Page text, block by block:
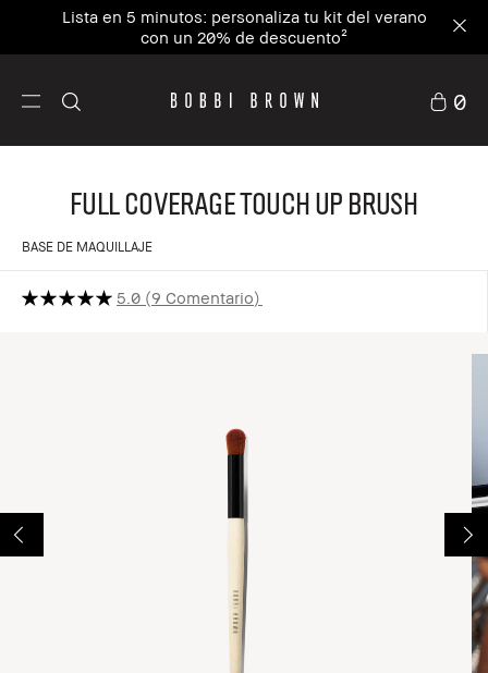
Lista en 5 minutos: personaliza tu kit del verano
con un 20% de descuento²
0
Full Coverage Touch Up Brush
BASE DE MAQUILLAJE
5.0 9 Comentario